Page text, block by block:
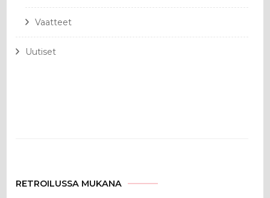
Vaatteet
Uutiset
RETROILUSSA MUKANA